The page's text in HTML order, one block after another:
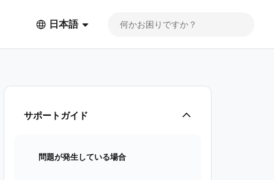
日本語
サポートガイド
問題が発生している場合